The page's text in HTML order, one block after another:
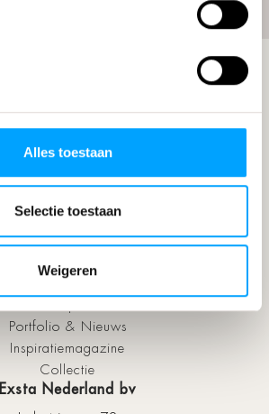
Alles toestaan
Selectie toestaan
Weigeren
Onderhoud
Service
Garantie
Over ons
Portfolio & Nieuws
Inspiratiemagazine
Collectie
Exsta Nederland bv